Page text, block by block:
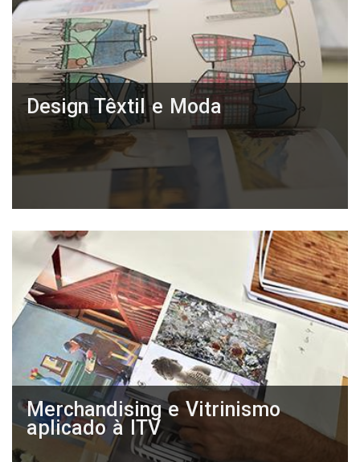
Design Têxtil e Moda
Merchandising e Vitrinismo
aplicado à ITV